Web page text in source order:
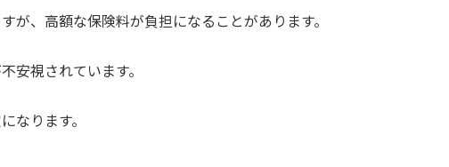
が、高額な保険料が負担になることがあります。
安視されています。
なります。